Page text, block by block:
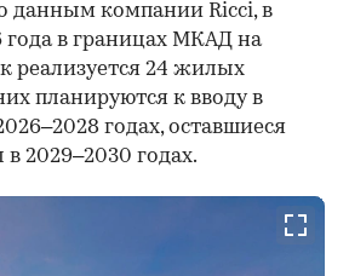
данным компании Ricci, в
в границах МКАД на
реализуется 24 жилых
планируются к вводу в
годах, оставшиеся
2029–2030 годах.